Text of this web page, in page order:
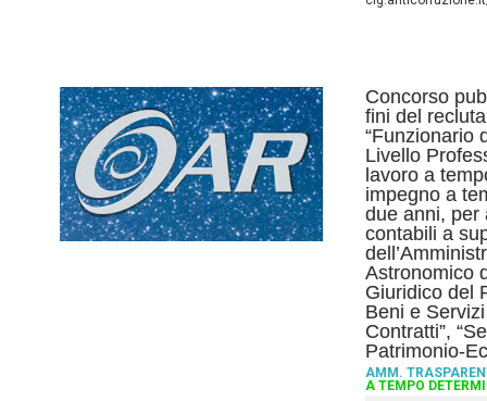
Concorso
fini del
“Funzionario
Livello
lavoro a
impegno a
due anni, per
contabili a
Astronomico
Giuridico del
Beni e
Contratti”,
Patrimonio-
AMM.
A TEMPO